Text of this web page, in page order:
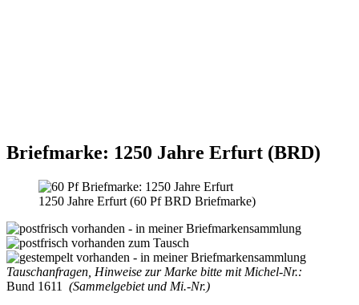
Briefmarke: 1250 Jahre Erfurt (BRD)
1250 Jahre Erfurt (60 Pf BRD Briefmarke)
Tauschanfragen, Hinweise zur Marke bitte mit Michel-Nr.:
Bund 1611
(Sammelgebiet und Mi.-Nr.)